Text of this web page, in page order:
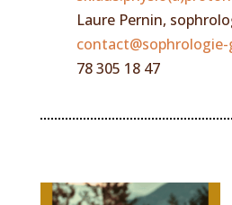
Laure Pernin,
contact@sophrologie-
78 305 18 47